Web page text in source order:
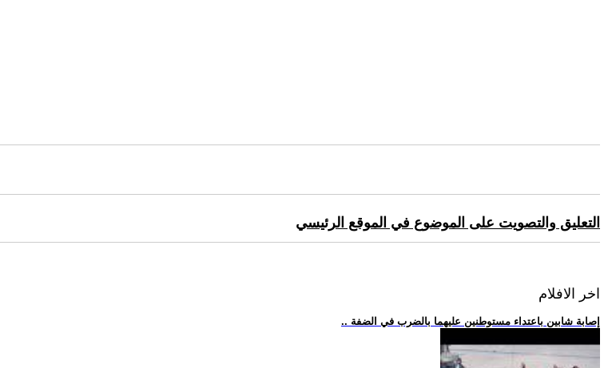
التعليق والتصويت على الموضوع في الموقع الرئيسي
اخر الافلام
.. إصابة شابين باعتداء مستوطنين عليهما بالضرب في الضفة